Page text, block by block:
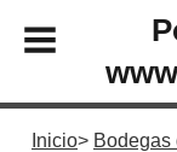
Inicio Bodegas